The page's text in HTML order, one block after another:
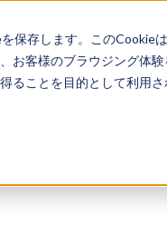
保存します。このCookie
お客様のブラウジング体
ることを目的として利用